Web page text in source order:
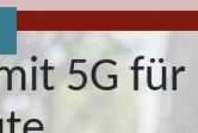
5G für